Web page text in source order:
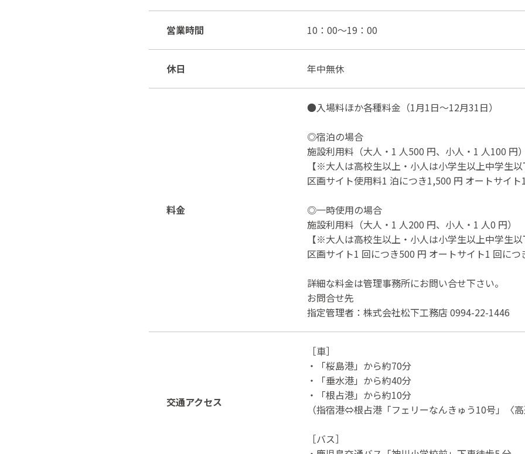
営業時間 10：00～19：00
休日 年中無休
料金
●入場料ほか各種料金（1月1日～12月31日）
◎宿泊の場合
施設利用料（大人・1 人500 円、小人・1 人100 円
【※大人は高校生以上・小人は小学生以上中学生
区画サイト使用料1 泊につき1,500 円 オートサイ
◎一時使用の場合
施設利用料（大人・1 人200 円、小人・1 人0 円）
【※大人は高校生以上・小人は小学生以上中学生
区画サイト1 回につき500 円 オートサイト1 回につ
詳細な料金は管理事務所にお問い合せ下さい。
お問合せ先
指定管理者：株式会社松下工務店 0994-22-1446
交通アクセス
［車］
・「桜島港」から約70分
・「垂水港」から約40分
・「根占港」から約10分
（指宿港⇔根占港「フェリーなんきゅう10号」〈
［バス］